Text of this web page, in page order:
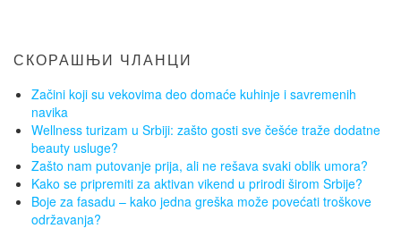
СКОРАШЊИ ЧЛАНЦИ
Začini koji su vekovima deo domaće kuhinje i savremenih
navika
Wellness turizam u Srbiji: zašto gosti sve češće traže dodatne
beauty usluge?
Zašto nam putovanje prija, ali ne rešava svaki oblik umora?
Kako se pripremiti za aktivan vikend u prirodi širom Srbije?
Boje za fasadu – kako jedna greška može povećati troškove
održavanja?